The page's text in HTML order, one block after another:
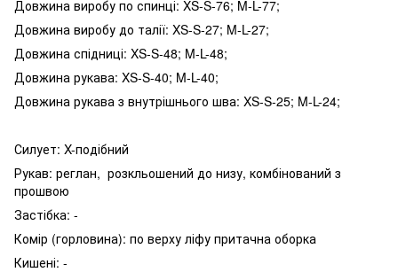
Довжина виробу по спинці: XS-S-76; M-L-77;
Довжина виробу до талії: XS-S-27; M-L-27;
Довжина спідниці: XS-S-48; M-L-48;
Довжина рукава: XS-S-40; M-L-40;
Довжина рукава з внутрішнього шва: XS-S-25; M-L-24;
Силует: X-подібний
Рукав: реглан, розкльошений до низу, комбінований з
прошвою
Застібка: -
Комір (горловина): по верху ліфу притачна оборка
Кишені: -